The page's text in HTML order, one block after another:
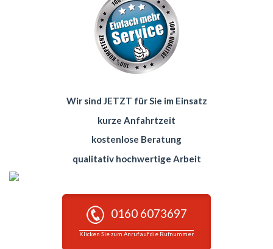
Wir sind JETZT für Sie im Einsatz
kurze Anfahrtzeit
kostenlose Beratung
qualitativ hochwertige Arbeit
0160 6073697
Klicken Sie zum Anruf auf die Rufnummer